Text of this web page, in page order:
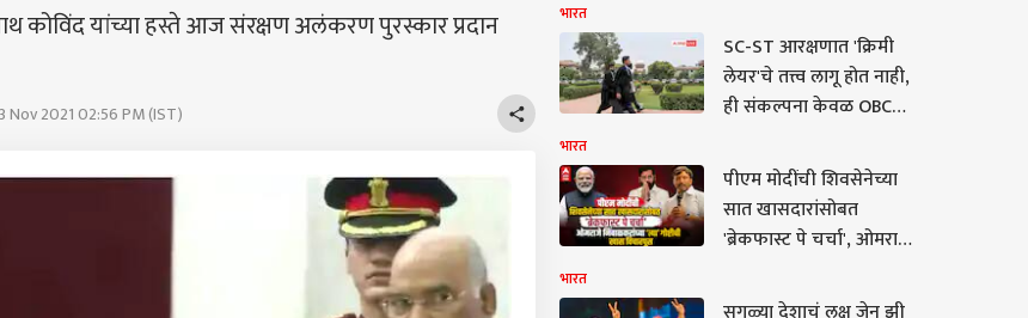
कोविंद यांच्या हस्ते आज संरक्षण अलंकरण पुरस्कार प्रदान
2021 02:56 PM (IST)
मांडली वेगळीच भूमिका! थेट
म्हणाले, 'त्यांना केंद्रात संधी
मिळाल्यास देशातील Gen Z
आणि काँग्रेस...'
भारत
SC-ST आरक्षणात 'क्रिमी
लेयर'चे तत्त्व लागू होत नाही,
ही संकल्पना केवळ OBC
लागू; केंद्र सरकारचे सुप्रीम
कोर्टात प्रतिज्ञापत्र
भारत
पीएम मोदींची शिवसेनेच्या
सात खासदारांसोबत
'ब्रेकफास्ट पे चर्चा', ओमराजे
खास विचारपूस; बैठकीतील
भारत